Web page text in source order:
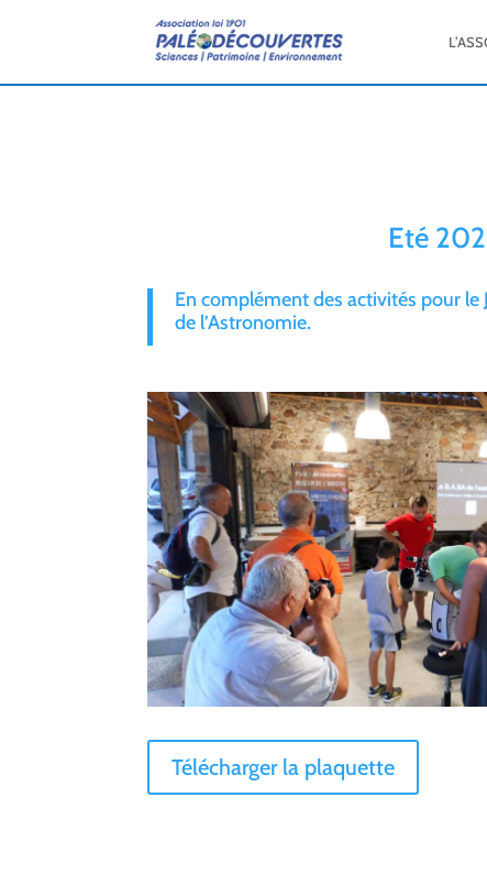
Eté
En complément des activités pour le
de l’Astronomie.
Télécharger la plaquette